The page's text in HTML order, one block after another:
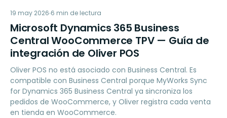
MD
ACCOUNTING
19 may 2026 6 min de lectura
Microsoft Dynamics 365 Business
Central WooCommerce TPV — Guía de
integración de Oliver POS
Oliver POS no está asociado con Business Central. Es
compatible con Business Central porque MyWorks Sync
for Dynamics 365 Business Central ya sincroniza los
pedidos de WooCommerce, y Oliver registra cada venta
en tienda en WooCommerce.